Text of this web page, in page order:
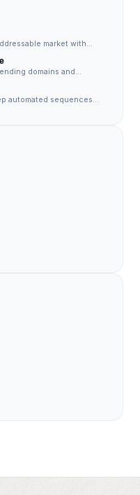
market with
domains and
automated sequences